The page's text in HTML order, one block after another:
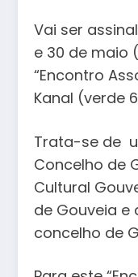
Vai ser
e 30 de maio
“Encontro
Kanal (verde
Trata-se de
Concelho de
Cultural
de Gouveia e
concelho de